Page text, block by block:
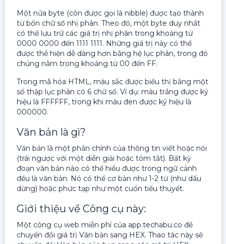
Một nửa byte (còn được gọi là nibble) được tạo thành
từ bốn chữ số nhị phân. Theo đó, một byte duy nhất
có thể lưu trữ các giá trị nhị phân trong khoảng từ
0000 0000 đến 1111 1111. Những giá trị này có thể
được thể hiện dễ dàng hơn bằng hệ lục phân, trong đó
chúng nằm trong khoảng từ 00 đến FF.
Trong mã hóa HTML, màu sắc được biểu thị bằng một
số thập lục phân có 6 chữ số. Ví dụ: màu trắng được ký
hiệu là FFFFFF, trong khi màu đen được ký hiệu là
000000.
Văn bản là gì?
Văn bản là một phần chính của thông tin viết hoặc nói
(trái ngược với một diễn giải hoặc tóm tắt). Bất kỳ
đoạn văn bản nào có thể hiểu được trong ngữ cảnh
đều là văn bản. Nó có thể cơ bản như 1-2 từ (như dấu
dừng) hoặc phức tạp như một cuốn tiểu thuyết.
Giới thiệu về Công cụ này:
Một công cụ web miễn phí của app.techabu.co để
chuyển đổi giá trị Văn bản sang HEX. Thao tác này sẽ